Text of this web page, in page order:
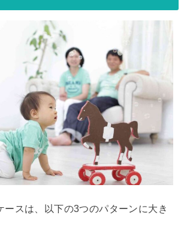
ースは、以下の3つのパターンに大き